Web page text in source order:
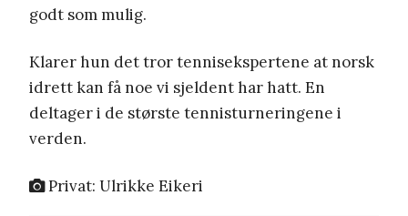
godt som mulig.
Klarer hun det tror tennisekspertene at norsk
idrett kan få noe vi sjeldent har hatt. En
deltager i de største tennisturneringene i
verden.
Privat: Ulrikke Eikeri